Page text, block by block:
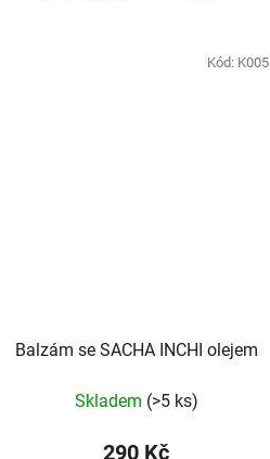
Balzám se SACHA INCHI olejem
Skladem (>5 ks)
290 Kč
Kód: K005